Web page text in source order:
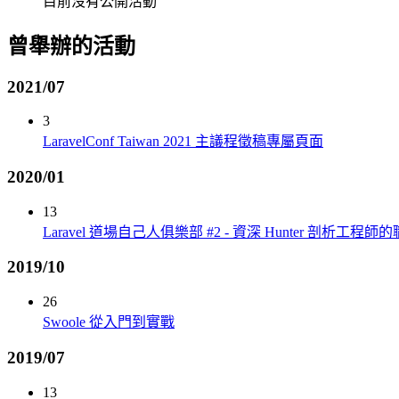
曾舉辦的活動
2021/07
3
LaravelConf Taiwan 2021 主議程徵稿專屬頁面
2020/01
13
Laravel 道場自己人俱樂部 #2 - 資深 Hunter 剖析工程師的
2019/10
26
Swoole 從入門到實戰
2019/07
13